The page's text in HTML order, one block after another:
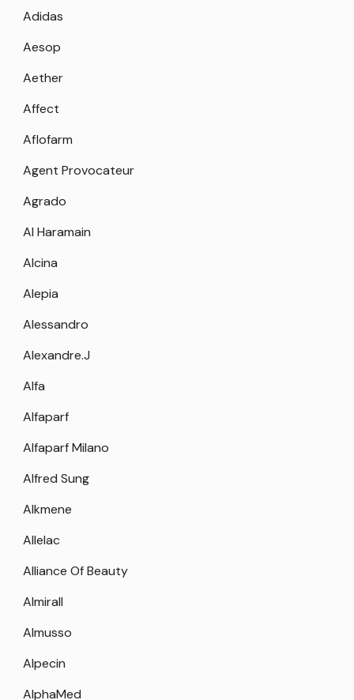
Adidas
Aesop
Aether
Affect
Aflofarm
Agent Provocateur
Agrado
Al Haramain
Alcina
Alepia
Alessandro
Alexandre.J
Alfa
Alfaparf
Alfaparf Milano
Alfred Sung
Alkmene
Allelac
Alliance Of Beauty
Almirall
Almusso
Alpecin
AlphaMed